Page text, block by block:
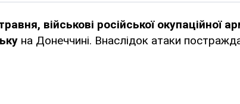
військові російської окупаційної
на Донеччині. Внаслідок атаки